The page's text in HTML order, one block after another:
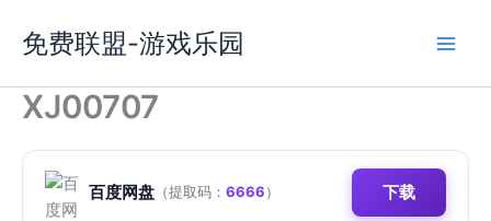
容
免费联盟-游戏乐园
XJ00707
百度网盘 （提取码： 6666） 下载